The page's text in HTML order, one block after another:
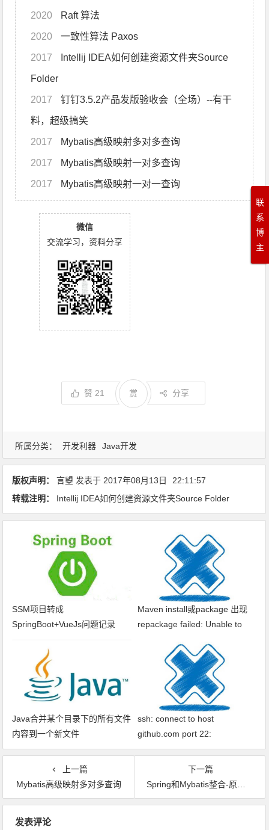
2020 Raft 算法
2020 一致性算法 Paxos
2017
Folder
2017 钉钉3.5.2产品发版验收会（全场）--有干
料，超级搞笑
2017 Mybatis高级映射多对多查询
2017 Mybatis高级映射一对多查询
2017 Mybatis高级映射一对一查询
微信
交流学习，资料分享
赞21 分享
赏
所属分类： 开发利器 Java开发
版权声明： 言曌 发表于2017年08月13日
22:11:57
转载注明：
Intellij IDEA如何创建资源文件夹Source Folder
SSM项目转成
SpringBoot+VueJs问题记录
Maven install或package 出现
repackage failed: Unable to
Java合并某个目录下的所有文件
内容到一个新文件
ssh: connect to host
github.com port 22:
Connection timed out fatal: xxx
上一篇
Mybatis高级映射多对多查询
下一篇
Spring和Mybatis整合-原生dao开发
发表评论
联
系
博
主